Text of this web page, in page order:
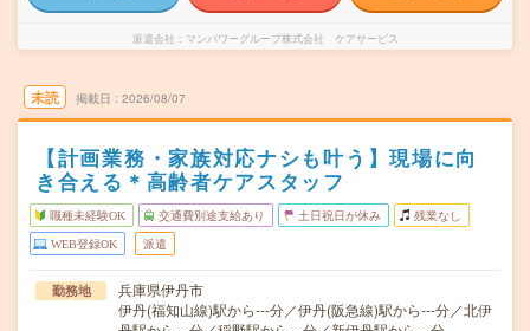
派遣会社 マンパワーグループ株式会社 ケアサービス
未読 掲載日 2026/08/07
【計画業務・家族対応ナシも叶う】現場に向
き合える＊高齢者ケアスタッフ
職種未経験OK 交通費別途支給あり 土日祝日が休み 残業なし
WEB登録OK 派遣
勤務地
兵庫県伊丹市
伊丹(福知山線)駅から---分／伊丹(阪急線)駅から---分／北伊